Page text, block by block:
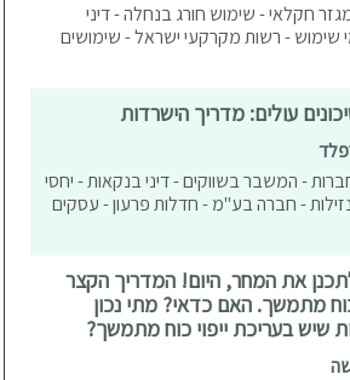
חקלאי - שימוש חורג בנחלה - דיני
- רשות מקרקעי ישראל - שימושים
עולים: מדריך הישרדות
- המשבר בשווקים - דיני בנקאות - יחסי
- חברה בע"מ - חדלות פרעון - עסקים
את המחר, היום! המדריך הקצר
מתמשך. האם כדאי? מתי נכון
שיש בעריכת ייפוי כוח מתמשך?